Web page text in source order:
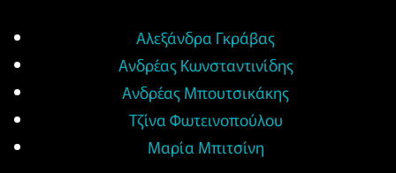
Αλεξάνδρα Γκράβας
Ανδρέας Κωνσταντινίδης
Ανδρέας Μπουτσικάκης
Τζίνα Φωτεινοπούλου
Μαρία Μπιτσίνη